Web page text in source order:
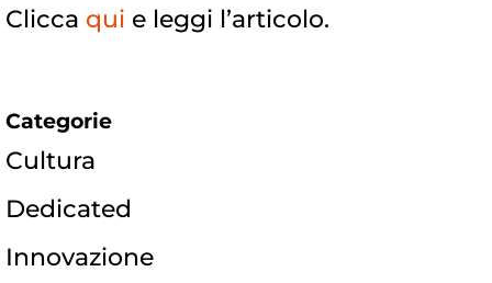
Clicca qui e leggi l’articolo.
Categorie
Cultura
Dedicated
Innovazione